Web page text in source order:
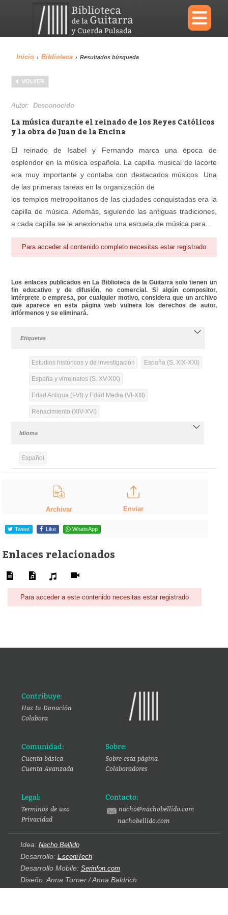
×
Menu
Biblioteca
Reproductor
Inicio › Biblioteca › Resultados búsqueda
VOLVER
Autor:Desconocido
La música durante el reinado de los Reyes Católicos
y la obra de Juan de la Encina
El reinado de Isabel y Fernando marca una época de
esplendor en la música española. La capilla musical de lacorte
era muy importante y contaba con destacados músicos. Una
de las primeras tareas en la organización de
los templos metropolitanos de las ciudades conquistadas era la
capilla de música. Además, siguiendo las antiguas tradiciones,
a cada capilla se le anexionaba una escuela de música para...
Para acceder al contenido completo necesitas estar registrado
Los enlaces publicados en La Biblioteca de la Guitarra solo tienen un
fin educativo y de difusión, no comercial. Si algún compositor,
intérprete o empresa, por cualquier motivo, considera que un archivo
que aparece en esta página web vulnera los derechos de autor,
infórmenos y se eliminará.
Etiquetas
Estudios históricos y de investigación España (S. XIX-XXI)
España y virreinatos (S. XV-XIX)
Edad Antigua (I-VI) y Edad Media (VI-XIII)
Renacimiento (XIV-XVI)
Idioma
Español
Archivar Enviar
Tweet Like WhatsApp
Enlaces relacionados
Para acceder a este contenido necesitas estar registrado
Contribuye:
Haz tu Donación
Colabora
Comunidad:
Cuenta básica
Cuenta Avanzada
Sobre:
Sobre esta página
Colaboradores
Legal:
Terminos de uso
Privacidad
Contacto:
nacho@nachobellido.com
nachobellido.com
Idea: Nacho Bellido
Desarrollo: EsceniTech
Desarrollo Mobile: Serinfon.com
Diseño: Anna Torner / Anna Baldrich